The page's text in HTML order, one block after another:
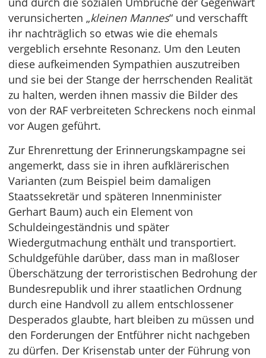
verunsicherten „kleinen Mannes“ und verschafft
ihr nachträglich so etwas wie die ehemals
vergeblich ersehnte Resonanz. Um den Leuten
diese aufkeimenden Sympathien auszutreiben
und sie bei der Stange der herrschenden Realität
zu halten, werden ihnen massiv die Bilder des
von der RAF verbreiteten Schreckens noch einmal
vor Augen geführt.
Zur Ehrenrettung der Erinnerungskampagne sei
angemerkt, dass sie in ihren aufklärerischen
Varianten (zum Beispiel beim damaligen
Staatssekretär und späteren Innenminister
Gerhart Baum) auch ein Element von
Schuldeingeständnis und später
Wiedergutmachung enthält und transportiert.
Schuldgefühle darüber, dass man in maßloser
Überschätzung der terroristischen Bedrohung der
Bundesrepublik und ihrer staatlichen Ordnung
durch eine Handvoll zu allem entschlossener
Desperados glaubte, hart bleiben zu müssen und
den Forderungen der Entführer nicht nachgeben
zu dürfen. Der Krisenstab unter der Führung von